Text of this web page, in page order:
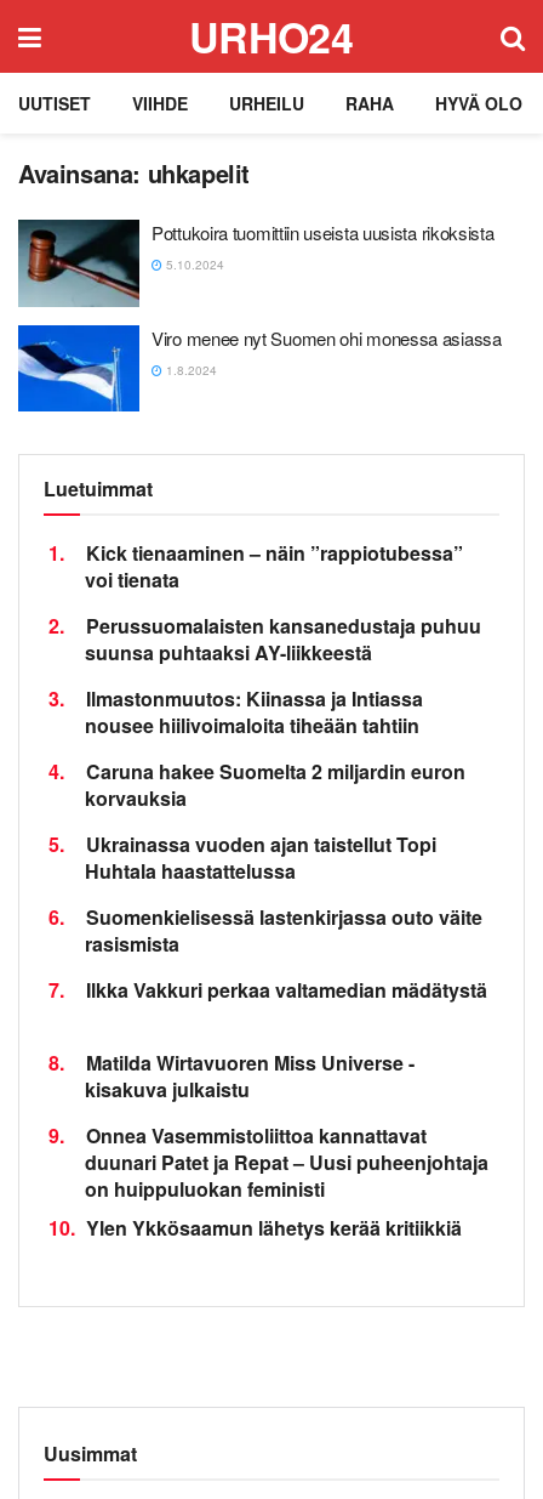
URHO24
UUTISET VIIHDE URHEILU RAHA HYVÄ OLO
Avainsana: uhkapelit
Pottukoira tuomittiin useista uusista rikoksista
5.10.2024
Viro menee nyt Suomen ohi monessa asiassa
1.8.2024
Luetuimmat
1.
Kick tienaaminen – näin ”rappiotubessa”
voi tienata
2.
Perussuomalaisten kansanedustaja puhuu
suunsa puhtaaksi AY-liikkeestä
3.
Ilmastonmuutos: Kiinassa ja Intiassa
nousee hiilivoimaloita tiheään tahtiin
4.
Caruna hakee Suomelta 2 miljardin euron
korvauksia
5.
Ukrainassa vuoden ajan taistellut Topi
Huhtala haastattelussa
6.
Suomenkielisessä lastenkirjassa outo väite
rasismista
7.
Ilkka Vakkuri perkaa valtamedian mädätystä
8.
Matilda Wirtavuoren Miss Universe -
kisakuva julkaistu
9.
Onnea Vasemmistoliittoa kannattavat
duunari Patet ja Repat – Uusi puheenjohtaja
on huippuluokan feministi
10. Ylen Ykkösaamun lähetys kerää kritiikkiä
Uusimmat